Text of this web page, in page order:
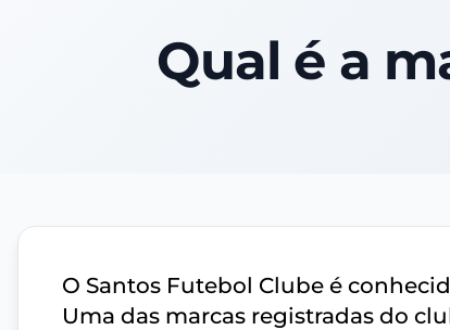
Qual é a
O Santos Futebol Clube é
Uma das marcas registradas do